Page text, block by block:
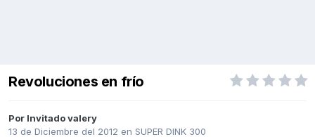
Revoluciones en frío
Por Invitado valery
13 de Diciembre del 2012 en SUPER DINK 300